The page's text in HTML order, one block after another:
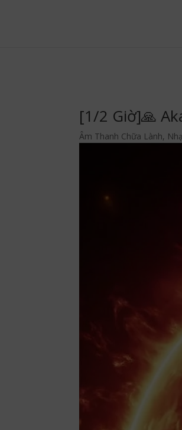
[1/2 Giờ]🙏
Âm Thanh Chữa Lành,